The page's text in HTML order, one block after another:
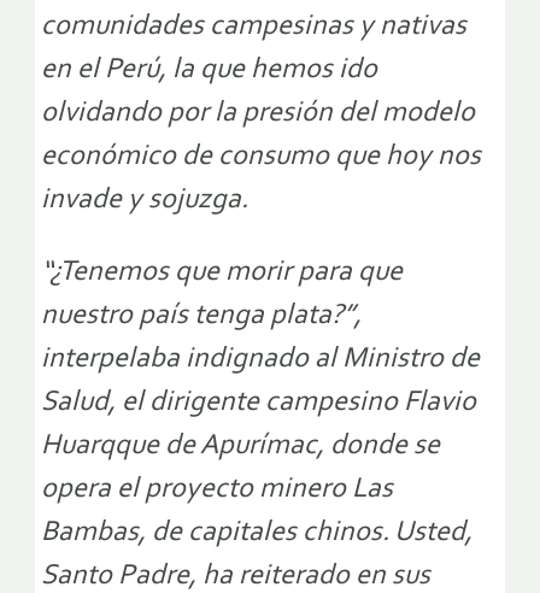
comunidades campesinas y nativas
en el Perú, la que hemos ido
olvidando por la presión del modelo
económico de consumo que hoy nos
invade y sojuzga.
“¿Tenemos que morir para que
nuestro país tenga plata?”,
interpelaba indignado al Ministro de
Salud, el dirigente campesino Flavio
Huarqque de Apurímac, donde se
opera el proyecto minero Las
Bambas, de capitales chinos. Usted,
Santo Padre, ha reiterado en sus